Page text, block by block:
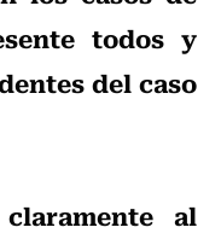
todos y
del caso
al